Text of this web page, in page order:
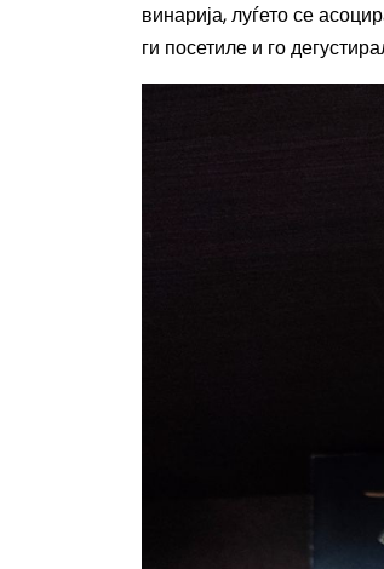
винарија, луѓето се
ги посетиле и го